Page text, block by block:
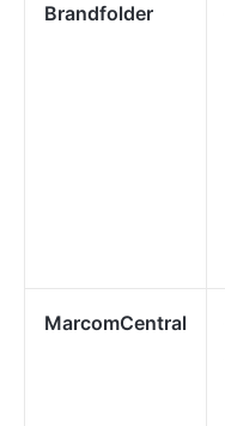
Brandfolder
MarcomCentral